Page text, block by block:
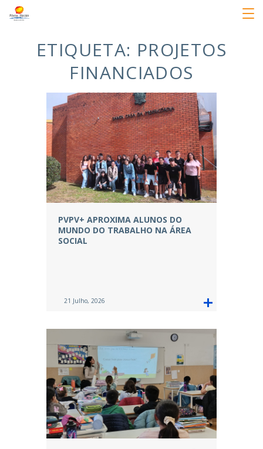
ETIQUETA: PROJETOS
FINANCIADOS
PVPV+ APROXIMA ALUNOS DO
MUNDO DO TRABALHO NA ÁREA
SOCIAL
21 Julho, 2026